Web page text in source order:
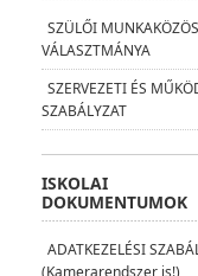
SZÜLŐI
VÁLASZTMÁNYA
SZERVEZETI ÉS
SZABÁLYZAT
ISKOLAI
DOKUMENTUMOK
ADATKEZELÉSI